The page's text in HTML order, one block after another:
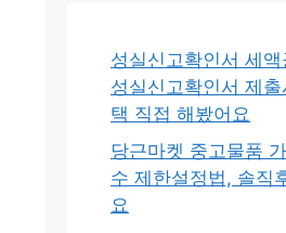
성실신고확인서 세
성실신고확인서 제
택 직접 해봤어요
당근마켓 중고물품
수 제한설정법, 솔직
요